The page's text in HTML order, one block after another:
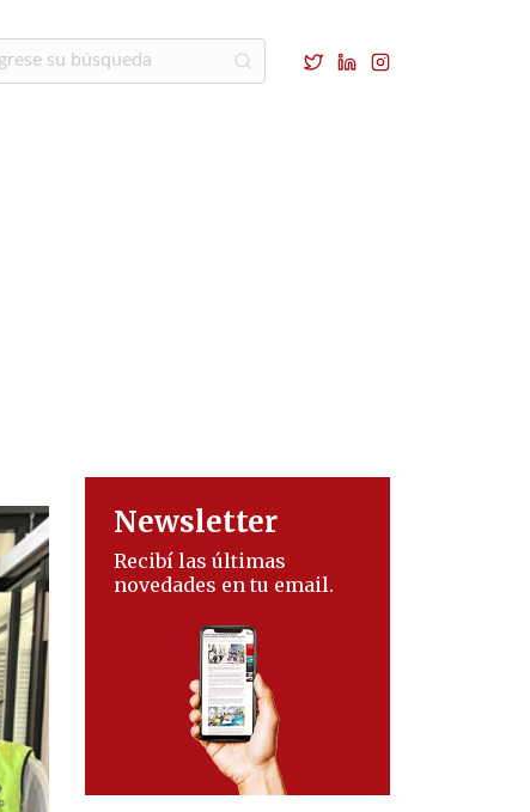
Newsletter
Recibí las últimas
novedades en tu email.